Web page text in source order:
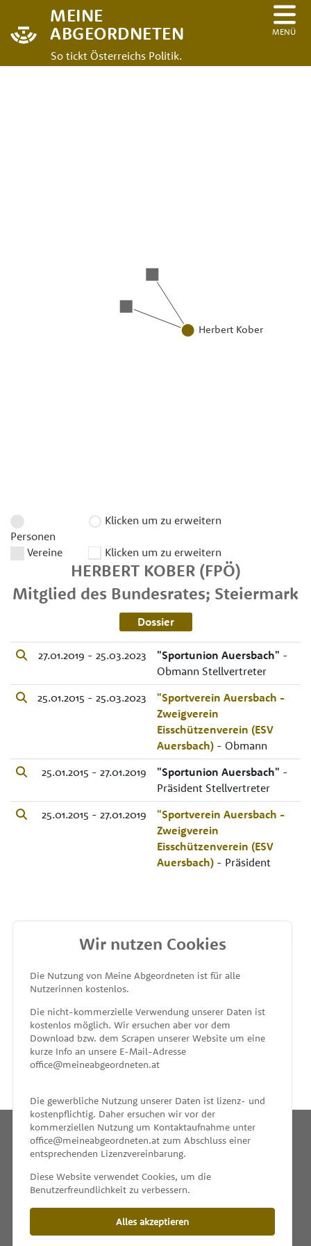
MEINE
ABGEORDNETEN
So tickt Österreichs Politik.
MENÜ
Herbert Kober
Personen
Klicken um zu erweitern
Vereine Klicken um zu erweitern
HERBERT KOBER(FPÖ)
Mitglied des Bundesrates; Steiermark
Dossier
27.01.2019 - 25.03.2023 "Sportunion Auersbach" -
Obmann Stellvertreter
25.01.2015 - 25.03.2023
"Sportverein Auersbach -
Zweigverein
Eisschützenverein (ESV
Auersbach)- Obmann
25.01.2015 - 27.01.2019
"Sportunion Auersbach" -
Präsident Stellvertreter
25.01.2015 - 27.01.2019
"Sportverein Auersbach -
Zweigverein
Eisschützenverein (ESV
Auersbach)- Präsident
MEINE ABGEORDNETEN
unterstützt von
IMPRESSUM & KONTAKT
Wir nutzen Cookies
Die Nutzung von Meine Abgeordneten ist für alle
Nutzerinnen kostenlos.
Die nicht-kommerzielle Verwendung unserer Daten ist
kostenlos möglich. Wir ersuchen aber vor dem
Download bzw. dem Scrapen unserer Website um eine
kurze Info an unsere E-Mail-Adresse
office@meineabgeordneten.at
Die gewerbliche Nutzung unserer Daten ist lizenz- und
kostenpflichtig. Daher ersuchen wir vor der
kommerziellen Nutzung um Kontaktaufnahme unter
office@meineabgeordneten.at zum Abschluss einer
entsprechenden Lizenzvereinbarung.
Diese Website verwendet Cookies, um die
Benutzerfreundlichkeit zu verbessern.
Alles akzeptieren